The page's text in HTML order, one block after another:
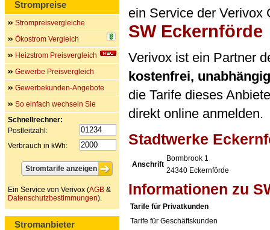
ein Service der Verivox
SW Eckernförde
Verivox ist ein Partner
kostenfrei,
die Tarife dieses
direkt online anmelden.
Stadtwerke
Anschrift
Bormbrook 1
24340 Eckernförde
Informationen zu
Tarife für Privatkunden
Tarife für Geschäftskunden
Strompreise
Strompreisvergleiche
Ökostrom Vergleich
Heizstrom Preisvergleich
Gewerbe Preisvergleich
Gewerbekunden-Angebote
So einfach wechseln Sie
Schnellrechner:
Postleitzahl:
Verbrauch in kWh:
Ein Service von Verivox (AGB &
Datenschutzbestimmungen).
Stromanbieter